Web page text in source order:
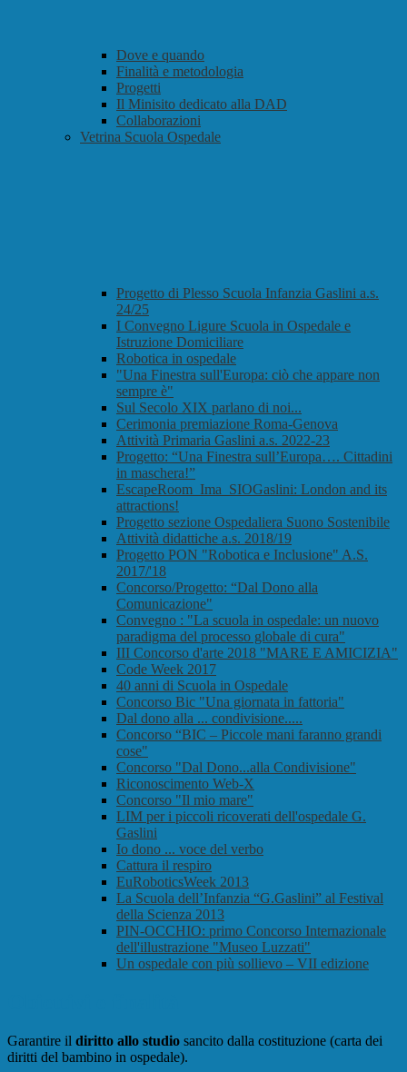
Dove e quando
Finalità e metodologia
Progetti
Il Minisito dedicato alla DAD
Collaborazioni
Vetrina Scuola Ospedale
Progetto di Plesso Scuola Infanzia Gaslini a.s.
24/25
I Convegno Ligure Scuola in Ospedale e
Istruzione Domiciliare
Robotica in ospedale
"Una Finestra sull'Europa: ciò che appare non
sempre è"
Sul Secolo XIX parlano di noi...
Cerimonia premiazione Roma-Genova
Attività Primaria Gaslini a.s. 2022-23
Progetto: “Una Finestra sull’Europa…. Cittadini
in maschera!”
EscapeRoom_Ima_SIOGaslini: London and its
attractions!
Progetto sezione Ospedaliera Suono Sostenibile
Attività didattiche a.s. 2018/19
Progetto PON "Robotica e Inclusione" A.S.
2017/'18
Concorso/Progetto: “Dal Dono alla
Comunicazione"
Convegno : "La scuola in ospedale: un nuovo
paradigma del processo globale di cura"
III Concorso d'arte 2018 "MARE E AMICIZIA"
Code Week 2017
40 anni di Scuola in Ospedale
Concorso Bic "Una giornata in fattoria"
Dal dono alla ... condivisione.....
Concorso “BIC – Piccole mani faranno grandi
cose"
Concorso "Dal Dono...alla Condivisione"
Riconoscimento Web-X
Concorso "Il mio mare"
LIM per i piccoli ricoverati dell'ospedale G.
Gaslini
Io dono ... voce del verbo
Cattura il respiro
EuRoboticsWeek 2013
La Scuola dell’Infanzia “G.Gaslini” al Festival
della Scienza 2013
PIN-OCCHIO: primo Concorso Internazionale
dell'illustrazione "Museo Luzzati"
Un ospedale con più sollievo – VII edizione
Garantire il diritto allo studio sancito dalla costituzione (carta dei
diritti del bambino in ospedale).